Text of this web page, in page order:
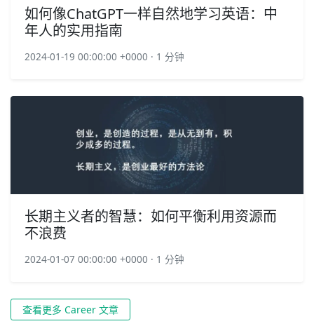
如何像ChatGPT一样自然地学习英语：中
年人的实用指南
2024-01-19 00:00:00 +0000 · 1 分钟
长期主义者的智慧：如何平衡利用资源而
不浪费
2024-01-07 00:00:00 +0000 · 1 分钟
查看更多 Career 文章